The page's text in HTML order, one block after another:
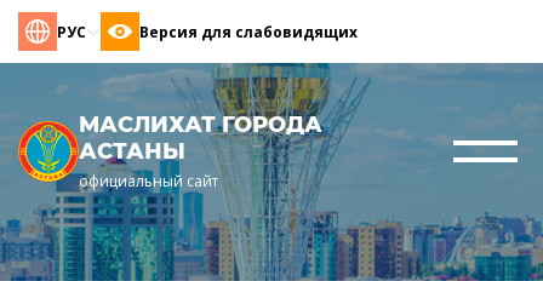
РУС Версия для слабовидящих
МАСЛИХАТ ГОРОДА
АСТАНЫ
официальный сайт